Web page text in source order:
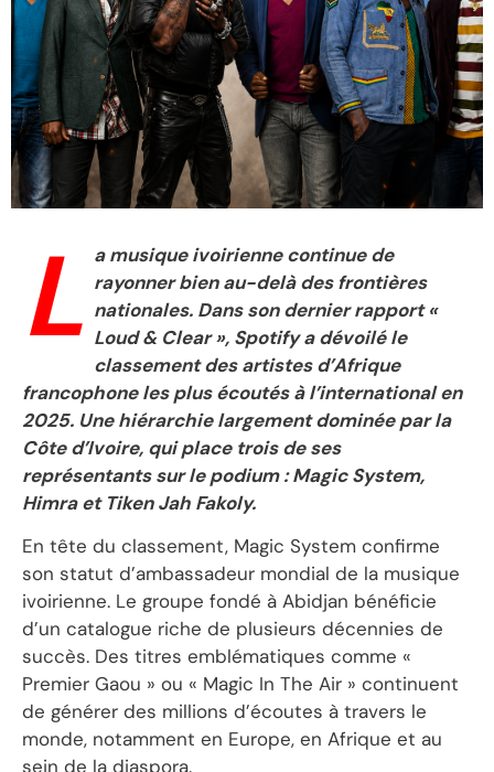
L a musique ivoirienne continue de
rayonner bien au-delà des frontières
nationales. Dans son dernier rapport «
Loud & Clear », Spotify a dévoilé le
classement des artistes d’Afrique
francophone les plus écoutés à l’international en
2025. Une hiérarchie largement dominée par la
Côte d’Ivoire, qui place trois de ses
représentants sur le podium : Magic System,
Himra et Tiken Jah Fakoly.
En tête du classement, Magic System confirme
son statut d’ambassadeur mondial de la musique
ivoirienne. Le groupe fondé à Abidjan bénéficie
d’un catalogue riche de plusieurs décennies de
succès. Des titres emblématiques comme «
Premier Gaou » ou « Magic In The Air » continuent
de générer des millions d’écoutes à travers le
monde, notamment en Europe, en Afrique et au
sein de la diaspora.